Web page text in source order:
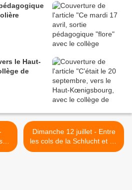
le Haut-
de
Dimanche 12 juillet - Entre
les cols de la Schlucht et du
Calvaire >